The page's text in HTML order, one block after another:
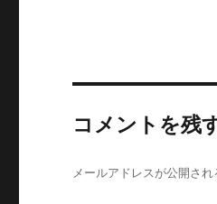
コメントを残
メールアドレスが公開され